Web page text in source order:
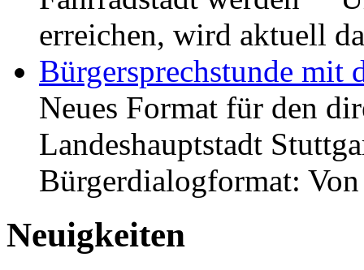
erreichen, wird aktuell
Bürgersprechstunde mit
Neues Format für den
Landeshauptstadt
Bürgerdialogformat:
Neuigkeiten